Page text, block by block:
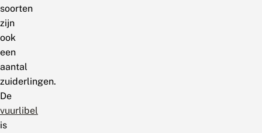
soorten
zijn
ook
een
aantal
zuiderlingen.
De
vuurlibel
is